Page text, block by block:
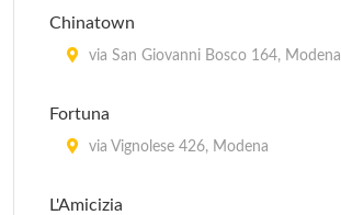
Chinatown
via San Giovanni Bosco 164, Modena
Fortuna
via Vignolese 426, Modena
L'Amicizia